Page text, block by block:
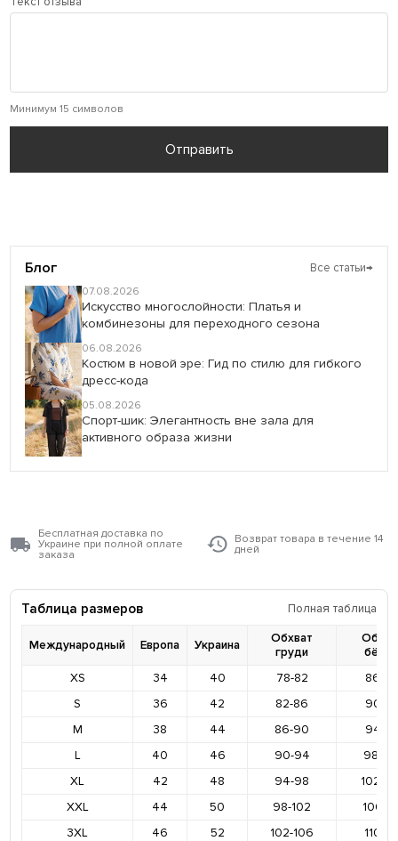
Минимум 15 символов
Отправить
Блог Все статьи→
07.08.2026
Искусство многослойности: Платья и
комбинезоны для переходного сезона
06.08.2026
Костюм в новой эре: Гид по стилю для гибкого
дресс-кода
05.08.2026
Спорт-шик: Элегантность вне зала для
активного образа жизни
Бесплатная доставка по
Украине при полной оплате
заказа
Возврат товара в течение 14
дней
Таблица размеров Полная таблица
Международный Европа Украина
Обхват
груди
XS
34 40 78-82
86-
S
36 42 82-86
90-
M
38 44 86-90
94-
L
40 46 90-94
98-
XL
42 48 94-98
102-
XXL
44 50 98-102
106-
3XL
46 52 102-106
110-